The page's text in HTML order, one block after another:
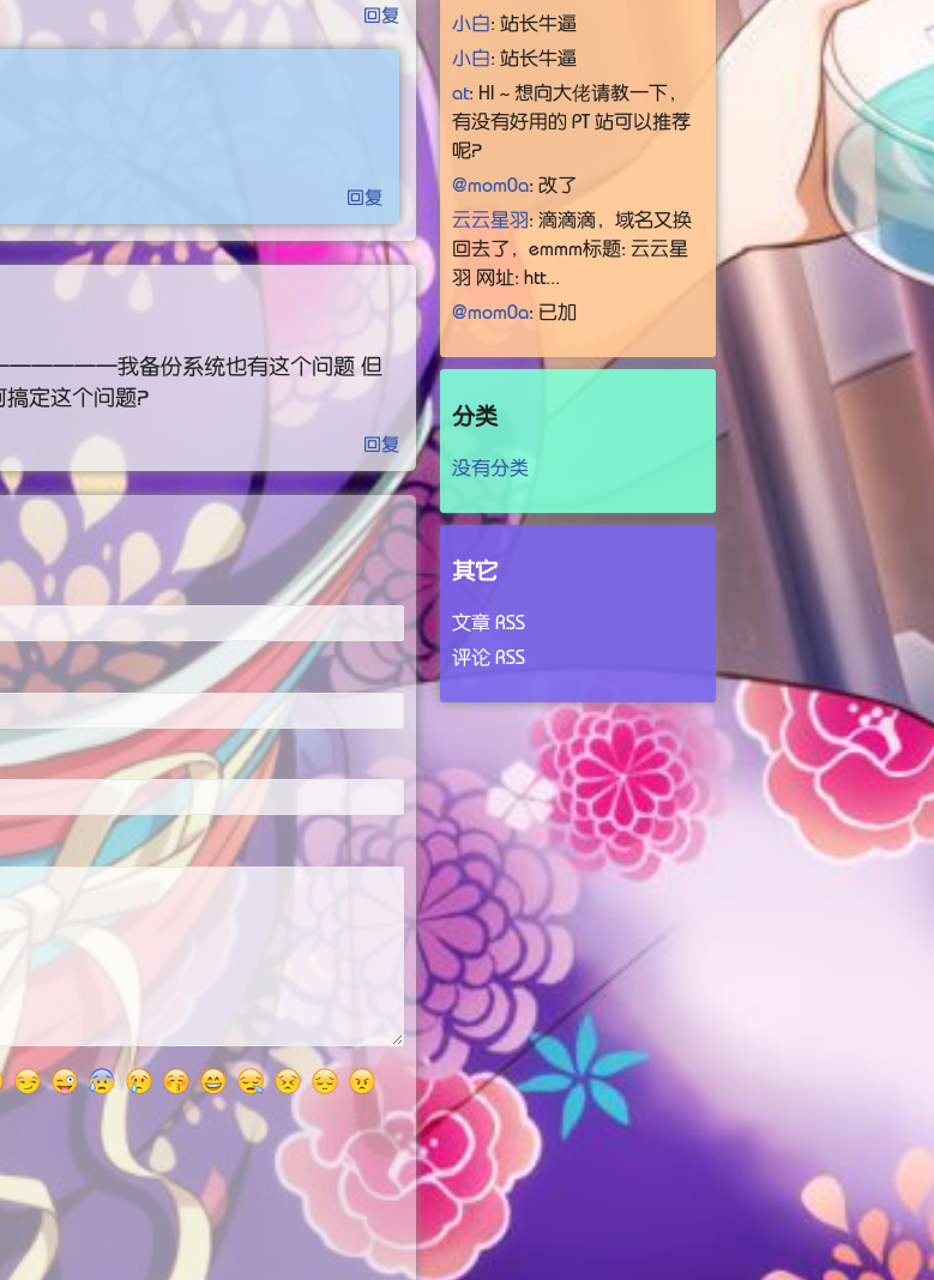
回复
回复
——————我备份系统也有这个问题 但
定这个问题？
回复
小白: 站长牛逼
小白: 站长牛逼
at: HI～想向大佬请教一下，
有没有好用的 PT 站可以推荐
呢？
@mom0a: 改了
云云星羽: 滴滴滴，域名又换
回去了，emmm标题: 云云星
羽 网址: htt...
@mom0a: 已加
分类
没有分类
其它
文章 RSS
评论 RSS